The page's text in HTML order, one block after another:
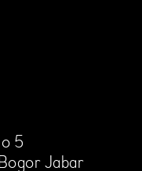
5
Jabar